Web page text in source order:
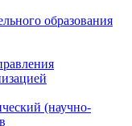
образования
(научно-